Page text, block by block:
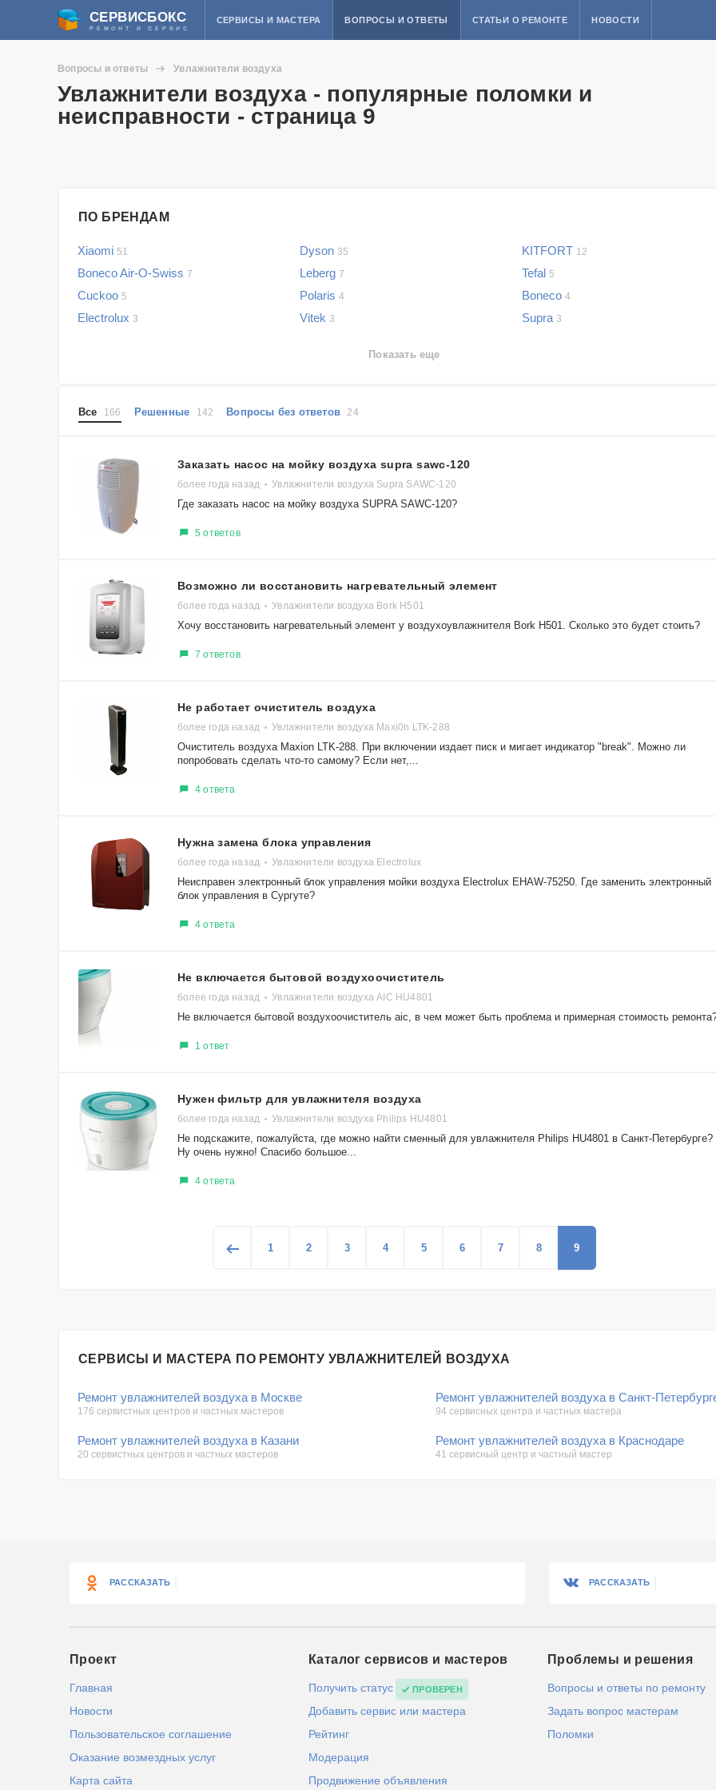
СЕРВИСБОКС
РЕМОНТ И СЕРВИС
СЕРВИСЫ И МАСТЕРА ВОПРОСЫ И ОТВЕТЫ СТАТЬИ О РЕМОНТЕ НОВОСТИ
Вопросы и ответы Увлажнители воздуха
Увлажнители воздуха - популярные поломки и
неисправности - страница 9
ПО БРЕНДАМ
Xiaomi 51 Dyson 35 KITFORT 12
Boneco Air-O-Swiss 7 Leberg 7 Tefal 5
Cuckoo 5 Polaris 4 Boneco 4
Electrolux 3 Vitek 3 Supra 3
Показать еще
Все 166 Решенные 142 Вопросы без ответов24
Заказать насос на мойку воздуха supra sawc-120
более года назад Увлажнители воздуха Supra SAWC-120
Где заказать насос на мойку воздуха SUPRA SAWC-120?
5 ответов
Возможно ли восстановить нагревательный элемент
более года назад Увлажнители воздуха Bork H501
Хочу восстановить нагревательный элемент у воздухоувлажнителя Bork H501. Сколько это будет стоить?
7 ответов
Не работает очиститель воздуха
более года назад Увлажнители воздуха Maxi0n LTK-288
Очиститель воздуха Maxion LTK-288. При включении издает писк и мигает индикатор "break". Можно ли
попробовать сделать что-то самому? Если нет,...
4 ответа
Нужна замена блока управления
более года назад Увлажнители воздуха Electrolux
Неисправен электронный блок управления мойки воздуха Electrolux EHAW-75250. Где заменить электронный
блок управления в Сургуте?
4 ответа
Не включается бытовой воздухоочиститель
более года назад Увлажнители воздуха AIC HU4801
Не включается бытовой воздухоочиститель aic, в чем может быть проблема и примерная стоимость
1 ответ
Нужен фильтр для увлажнителя воздуха
более года назад Увлажнители воздуха Philips HU4801
Не подскажите, пожалуйста, где можно найти сменный для увлажнителя Philips HU4801 в Санкт-Петербурге?
Ну очень нужно! Спасибо большое...
4 ответа
1 2 3 4 5 6 7 8 9
СЕРВИСЫ И МАСТЕРА ПО РЕМОНТУ УВЛАЖНИТЕЛЕЙ ВОЗДУХА
Ремонт увлажнителей воздуха в Москве
176 сервистных центров и частных мастеров
Ремонт увлажнителей воздуха в Санкт-
94 сервисных центра и частных мастера
Ремонт увлажнителей воздуха в Казани
20 сервистных центров и частных мастеров
Ремонт увлажнителей воздуха в Краснодаре
41 сервисный центр и частный мастер
РАССКАЗАТЬ РАССКАЗАТЬ
Проект
Главная
Новости
Пользовательское соглашение
Оказание возмездных услуг
Карта сайта
Каталог сервисов и мастеров
Получить статус ПРОВЕРЕН
Добавить сервис или мастера
Рейтинг
Модерация
Продвижение объявления
Проблемы и решения
Вопросы и ответы по ремонту
Задать вопрос мастерам
Поломки